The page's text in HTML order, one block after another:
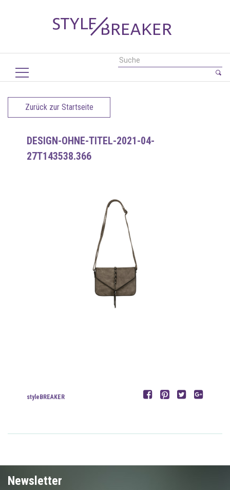
Zurück zur Startseite
DESIGN-OHNE-TITEL-2021-04-
27T143538.366
styleBREAKER
Newsletter